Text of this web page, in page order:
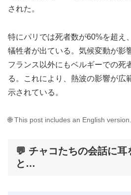
された。
特にパリでは死者数が60%を超え
犠牲者が出ている。気候変動が影
フランス以外にもベルギーでの死
る。これにより、熱波の影響が広
示されている。
🌐 This post includes an English version.
💬 チャコたちの会話に耳
と…